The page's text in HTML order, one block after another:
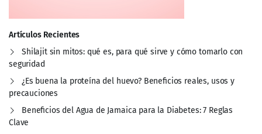
Artículos Recientes
Shilajit sin mitos: qué es, para qué sirve y cómo tomarlo con
seguridad
¿Es buena la proteína del huevo? Beneficios reales, usos y
precauciones
Beneficios del Agua de Jamaica para la Diabetes: 7 Reglas
Clave